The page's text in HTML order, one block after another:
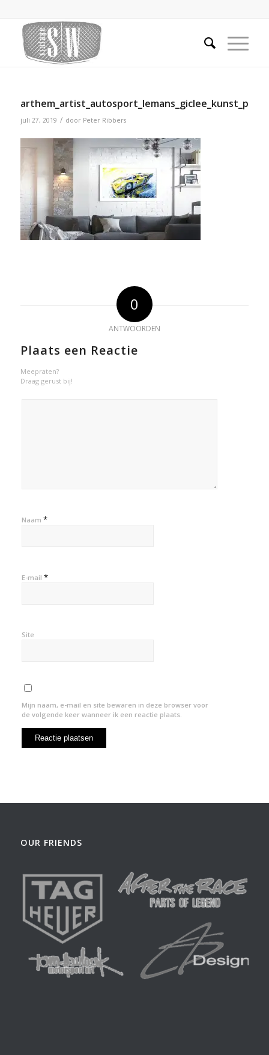
juli 27, 2019 / door Peter Ribbers
0
ANTWOORDEN
Plaats een Reactie
Meepraten?
Draag gerust bij!
Naam *
E-mail *
Site
Mijn naam, e-mail en site bewaren in deze browser voor
de volgende keer wanneer ik een reactie plaats.
OUR FRIENDS